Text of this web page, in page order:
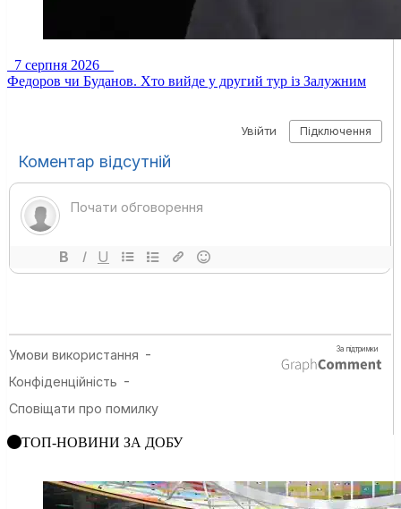
7 серпня 2026
Федоров чи Буданов. Хто вийде у другий тур із Залужним
ТОП-НОВИНИ ЗА ДОБУ